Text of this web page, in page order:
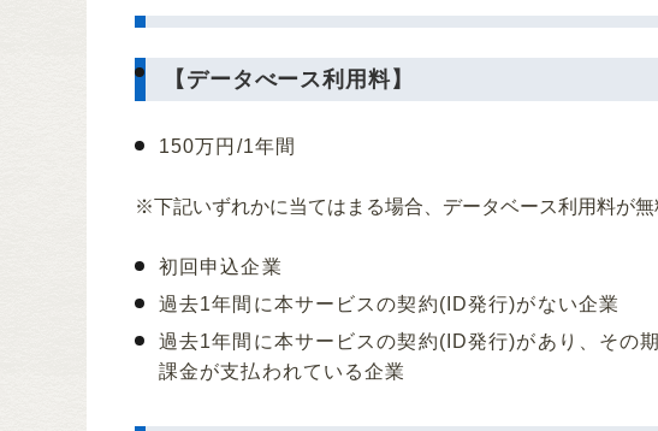
【データべース利用料】
150万円/1年間
※下記いずれかに当てはまる場合、データベース利用料が無
初回申込企業
過去1年間に本サービスの契約(ID発行)がない企業
過去1年間に本サービスの契約(ID発行)があり、その
課金が支払われている企業